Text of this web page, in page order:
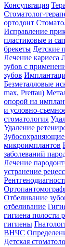
Консультация
Cтоматолог-
ортодонт
Исправление
пластиковые и
брекеты Детские
Лечение кариеса
зубов с
зубов
Безметалловые
max, Prettau)
опорой на
и условно-
стоматология
Удаление
микроимплантов
заболеваний
Лечение
устранение
Отбеливание
отбеливание
гигиена полости
гигиены
ВНЧС
Детская